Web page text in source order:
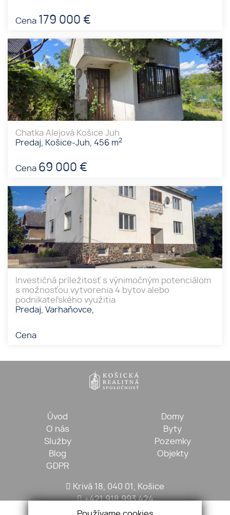
Cena 179 000 €
Chatka Alejová Košice Juh
Predaj, Košice-Juh, 456 m2
Cena 69 000 €
Investičná príležitosť s výnimočným potenciálom
s možnosťou vytvorenia 4 bytov alebo
podnikateľského využitia
Predaj, Varhaňovce,
Cena
Úvod
O nás
Služby
Blog
GDPR
Domy
Byty
Pozemky
Objekty
Krivá 18, 040 01, Košice
+421 918 993 424
kosickarealitna@gmail.com